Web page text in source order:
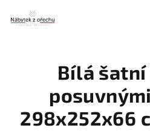
obsah
Bílá
298x252x66